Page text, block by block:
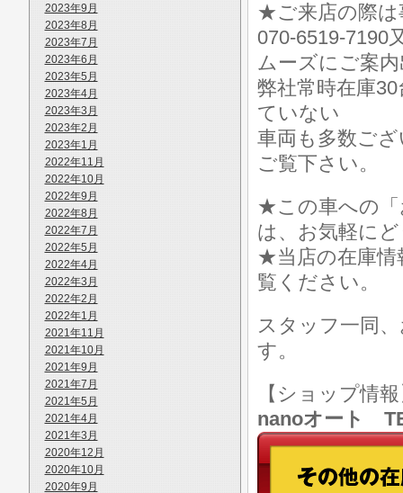
2023年9月
2023年8月
2023年7月
2023年6月
2023年5月
2023年4月
2023年3月
2023年2月
2023年1月
2022年11月
2022年10月
2022年9月
2022年8月
2022年7月
2022年5月
2022年4月
2022年3月
2022年2月
2022年1月
2021年11月
2021年10月
2021年9月
2021年7月
2021年5月
2021年4月
2021年3月
2020年12月
2020年10月
2020年9月
★ご来店の際は
070-6519-7190
ムーズにご案
弊社常時在庫
ていない
車両も多数ご
ご覧下さい。
★この車への「
は、お気軽に
★当店の在庫情
覧ください。
スタッフ一同
す。
【ショップ情
nanoオート